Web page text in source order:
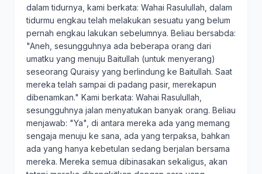
dalam tidurnya, kami berkata: Wahai Rasulullah, dalam
tidurmu engkau telah melakukan sesuatu yang belum
pernah engkau lakukan sebelumnya. Beliau bersabda:
"Aneh, sesungguhnya ada beberapa orang dari
umatku yang menuju Baitullah (untuk menyerang)
seseorang Quraisy yang berlindung ke Baitullah. Saat
mereka telah sampai di padang pasir, merekapun
dibenamkan." Kami berkata: Wahai Rasulullah,
sesungguhnya jalan menyatukan banyak orang. Beliau
menjawab: "Ya", di antara mereka ada yang memang
sengaja menuju ke sana, ada yang terpaksa, bahkan
ada yang hanya kebetulan sedang berjalan bersama
mereka. Mereka semua dibinasakan sekaligus, akan